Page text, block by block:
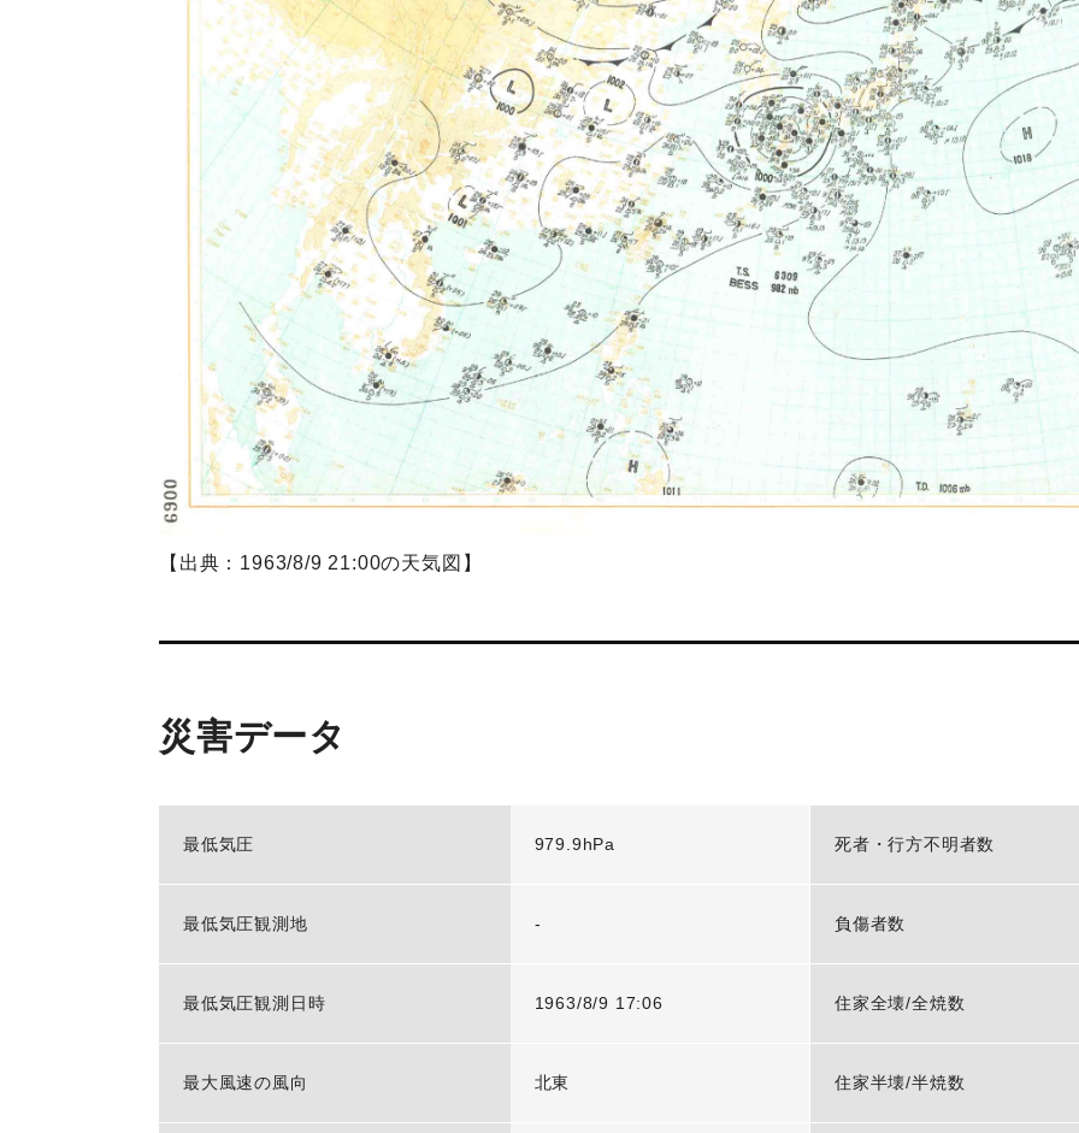
【出典：1963/8/9 21:00の天気図】
災害データ
最低気圧 979.9hPa
最低気圧観測地 -
最低気圧観測日時 1963/8/9 17:06
最大風速の風向 北東
死者・行方不明者数
負傷者数
住家全壊/全焼数
住家半壊/半焼数